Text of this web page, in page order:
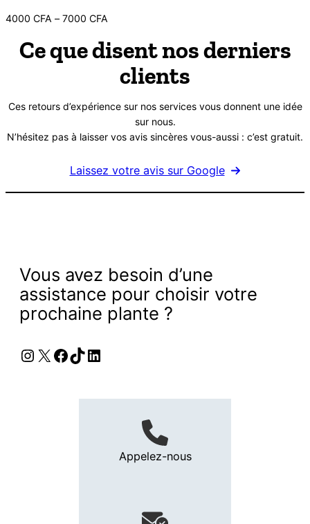
4000 CFA – 7000 CFA
Plage
prix :Ce que disent nos derniers
clients
Ces retours d’expérience sur nos services vous donnent une idée
sur nous.
N’hésitez pas à laisser vos avis sincères vous-aussi : c’est gratuit.
Laissez votre avis sur Google
Vous avez besoin d’une
assistance pour choisir votre
prochaine plante ?
Instagram
X Facebook
TikTok
LinkedIn
Appelez-nous